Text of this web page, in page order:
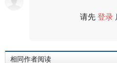
请先登录
相同作者阅读